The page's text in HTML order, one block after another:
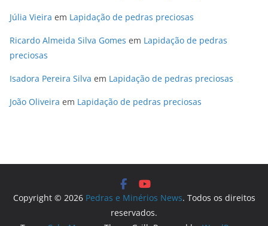
Júlia Vieira em Lapidação de pedras preciosas
Ricardo Almeida Silva Gomes em Lapidação de pedras
preciosas
Isadora Pereira Silva em Lapidação de pedras preciosas
João Oliveira em Lapidação de pedras preciosas
Copyright © 2026 Pedras e Minérios News. Todos os direitos
reservados.